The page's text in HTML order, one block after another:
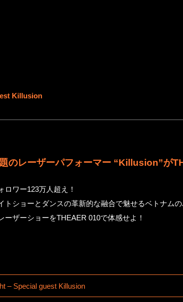
Killusion
のレーザーパフォーマー “Killusion”が
ロワー123万人超え！
トショーとダンスの革新的な融合で魅せるベトナム
ーザーショーをTHEAER 010で体感せよ！
– Special guest Killusion